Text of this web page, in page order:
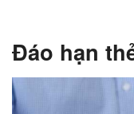
Đáo hạn